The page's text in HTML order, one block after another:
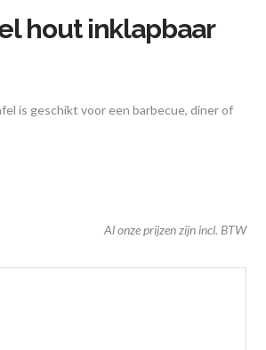
hout inklapbaar
is geschikt voor een barbecue, diner of
Al onze prijzen zijn incl. BTW